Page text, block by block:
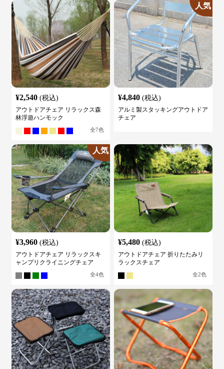
¥2,540 (税込)
アウトドアチェア リラックス森
林浮遊ハンモック
全7色
人気
¥4,840 (税込)
アルミ製スタッキングアウトドア
チェア
人気
¥3,960 (税込)
アウトドアチェア リラックスキ
ャンプリクライニングチェア
全4色
¥5,480 (税込)
アウトドアチェア 折りたたみリ
ラックスチェア
全2色